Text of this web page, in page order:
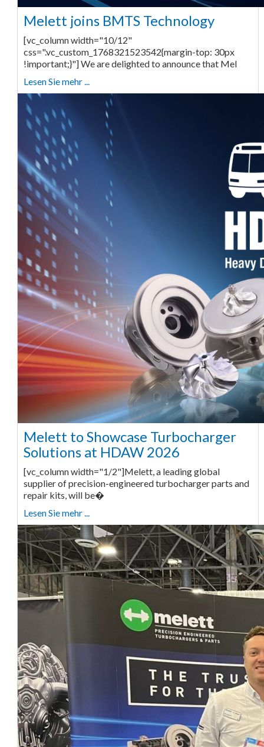
Melett joins BMTS Technology
[vc_column width="10/12"
css=".vc_custom_1768321523542{margin-top: 30px
!important;}"] We are delighted to announce that Mel
Lesen Sie mehr ...
Melett to Showcase Turbocharger
Solutions at HDAW 2026
[vc_column width="1/2"]Melett, a leading global
supplier of precision-engineered turbocharger parts and
repair kits, will be�
Lesen Sie mehr ...